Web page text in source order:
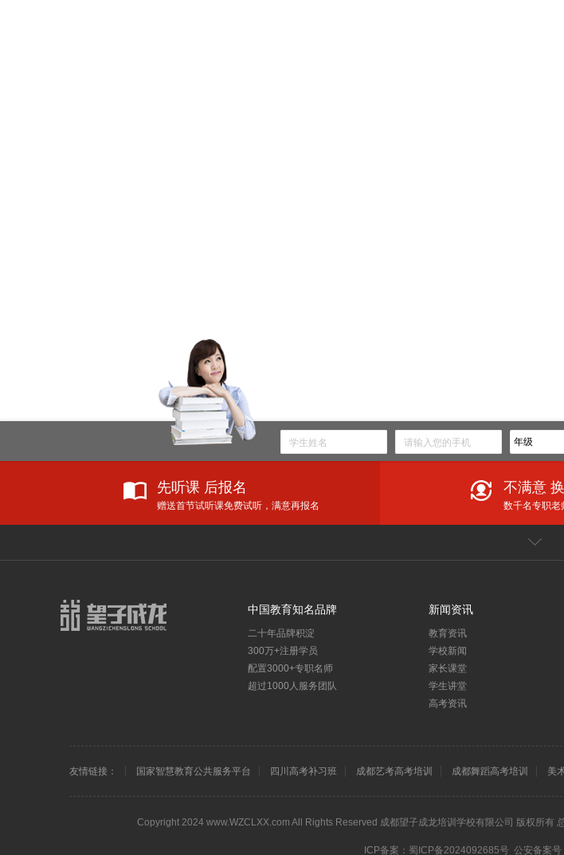
先听课 后报名
赠送首节试听课免费试听，满意再报名
不满意
数千名专职老
防疫不松懈，我们一直在行动！
2020年成都市中考模拟试题（免费下载）
2019年成都市中考模拟试题（免费下载）
成都高考文化课培训班哪家好？
四川艺考文化课补习班哪个好?
中国教育知名品牌
二十年品牌积淀
300万+注册学员
配置3000+专职名师
超过1000人服务团队
新闻资讯
教育资讯
学校新闻
家长课堂
学生讲堂
高考资讯
友情链接： 国家智慧教育公共服务平台 四川高考补习班 成都艺考高考培训 成都舞蹈高考培训 美
Copyright 2024 www.WZCLXX.com All Rights Reserved 成都望子成龙培训学校有限公司 版权所
ICP备案： 蜀ICP备2024092685号 公安备案号